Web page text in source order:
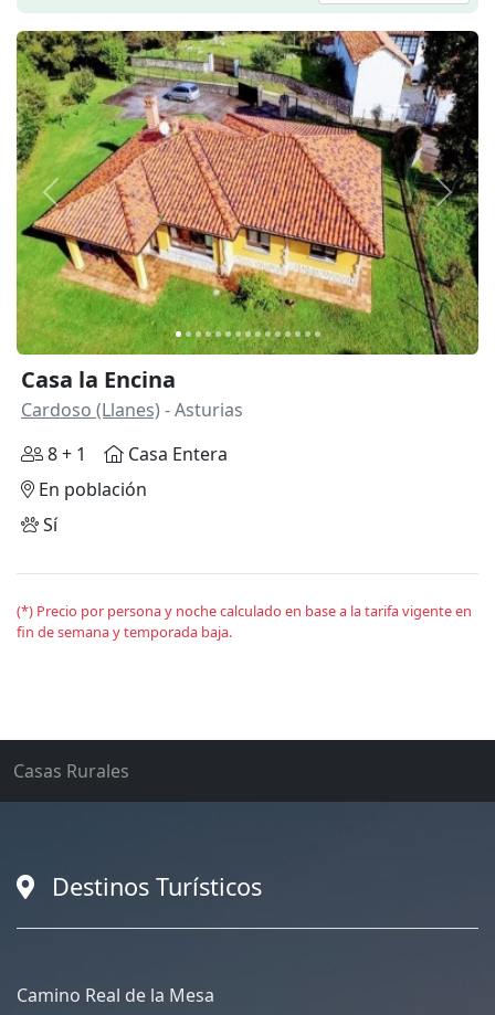
Anterior
Casa la Encina
Cardoso (Llanes) - Asturias
8 + 1
Casa Entera
En población
Sí
(*) Precio por persona y noche calculado en base a la tarifa vigente en
fin de semana y temporada baja.
Casas Rurales
Destinos Turísticos
Camino Real de la Mesa